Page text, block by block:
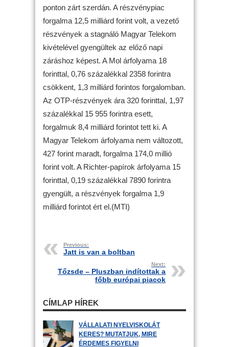
ponton zárt szerdán. A részvénypiac
forgalma 12,5 milliárd forint volt, a vezető
részvények a stagnáló Magyar Telekom
kivételével gyengültek az előző napi
záráshoz képest. A Mol árfolyama 18
forinttal, 0,76 százalékkal 2358 forintra
csökkent, 1,3 milliárd forintos forgalomban.
Az OTP-részvények ára 320 forinttal, 1,97
százalékkal 15 955 forintra esett,
forgalmuk 8,4 milliárd forintot tett ki. A
Magyar Telekom árfolyama nem változott,
427 forint maradt, forgalma 174,0 millió
forint volt. A Richter-papírok árfolyama 15
forinttal, 0,19 százalékkal 7890 forintra
gyengült, a részvények forgalma 1,9
milliárd forintot ért el.(MTI)
Previous:
Jatt is van a boltban
Next:
Tőzsde – Pluszban indítottak a
főbb európai piacok
CÍMLAP HÍREK
VÁLLALATI NYELVISKOLÁT
KERES? MUTATJUK, MIRE
ÉRDEMES FIGYELNI